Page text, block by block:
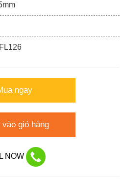
ngay
vào giỏ hàng
NOW